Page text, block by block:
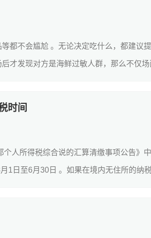
都不会尴尬 。无论决定吃什么，都建议
才发现对方是海鲜过敏人群，那么不仅场
时间
人所得税综合说的汇算清缴事项公告》
1日至6月30日 。如果在境内无住所的纳